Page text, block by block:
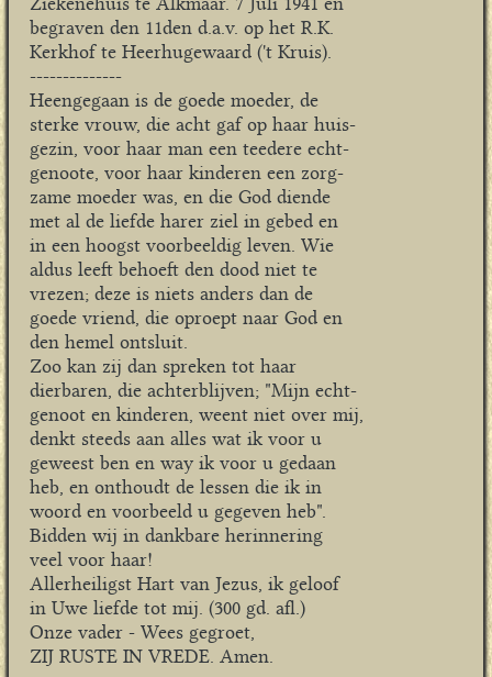
begraven den 11den d.a.v. op het R.K.
Kerkhof te Heerhugewaard ('t Kruis).
--------------
Heengegaan is de goede moeder, de
sterke vrouw, die acht gaf op haar huis-
gezin, voor haar man een teedere echt-
genoote, voor haar kinderen een zorg-
zame moeder was, en die God diende
met al de liefde harer ziel in gebed en
in een hoogst voorbeeldig leven. Wie
aldus leeft behoeft den dood niet te
vrezen; deze is niets anders dan de
goede vriend, die oproept naar God en
den hemel ontsluit.
Zoo kan zij dan spreken tot haar
dierbaren, die achterblijven; "Mijn echt-
genoot en kinderen, weent niet over mij,
denkt steeds aan alles wat ik voor u
geweest ben en way ik voor u gedaan
heb, en onthoudt de lessen die ik in
woord en voorbeeld u gegeven heb".
Bidden wij in dankbare herinnering
veel voor haar!
Allerheiligst Hart van Jezus, ik geloof
in Uwe liefde tot mij. (300 gd. afl.)
Onze vader - Wees gegroet,
ZIJ RUSTE IN VREDE. Amen.